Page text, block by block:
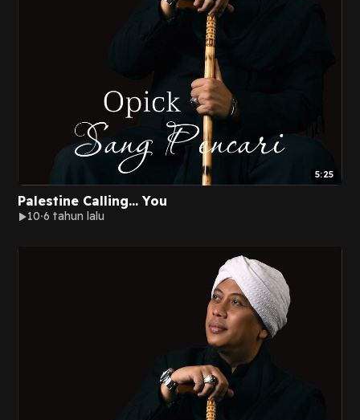
5:25
Palestine Calling... You
10 6 tahun lalu